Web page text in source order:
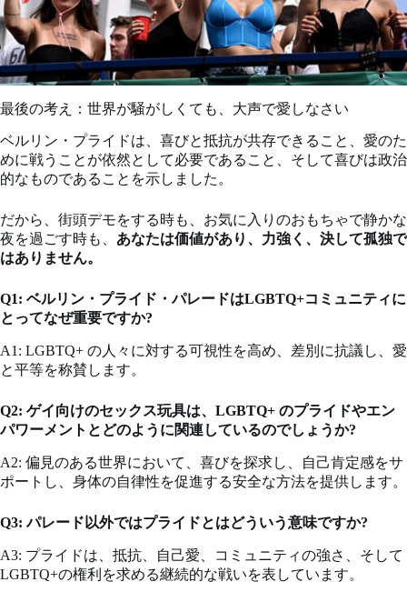
最後の考え：世界が騒がしくても、大声で愛しなさい
ベルリン・プライドは、喜びと抵抗が共存できること、愛のた
めに戦うことが依然として必要であること、そして喜びは政治
的なものであることを示しました。
だから、街頭デモをする時も、お気に入りのおもちゃで静かな
夜を過ごす時も、 あなたは価値があり、力強く、決して孤独で
はありません。
Q1: ベルリン・プライド・パレードはLGBTQ+コミュニティに
とってなぜ重要ですか?
A1: LGBTQ+ の人々に対する可視性を高め、差別に抗議し、愛
と平等を称賛します。
Q2: ゲイ向けのセックス玩具は、LGBTQ+ のプライドやエン
パワーメントとどのように関連しているのでしょうか?
A2: 偏見のある世界において、喜びを探求し、自己肯定感をサ
ポートし、身体の自律性を促進する安全な方法を提供します。
Q3: パレード以外ではプライドとはどういう意味ですか?
A3: プライドは、抵抗、自己愛、コミュニティの強さ、そして
LGBTQ+の権利を求める継続的な戦いを表しています。